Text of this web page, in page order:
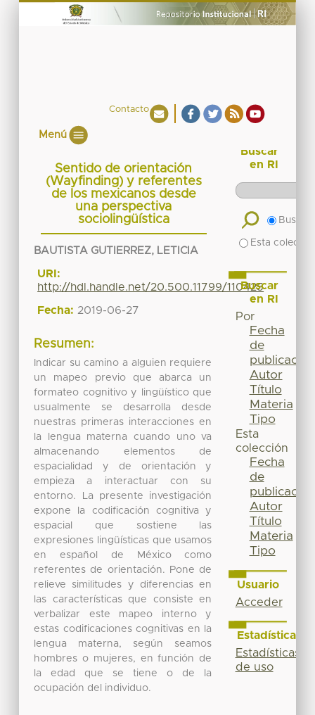
Contacto
Menú
Sentido de orientación
(Wayfinding) y referentes
de los mexicanos desde
una perspectiva
sociolingüística
BAUTISTA GUTIERREZ, LETICIA
URI:
http://hdl.handle.net/20.500.11799/110425
Fecha: 2019-06-27
Resumen:
Indicar su camino a alguien requiere
un mapeo previo que abarca un
formateo cognitivo y lingüístico que
usualmente se desarrolla desde
nuestras primeras interacciones en
la lengua materna cuando uno va
almacenando elementos de
espacialidad y de orientación y
empieza a interactuar con su
entorno. La presente investigación
expone la codificación cognitiva y
espacial que sostiene las
expresiones lingüísticas que usamos
en español de México como
referentes de orientación. Pone de
relieve similitudes y diferencias en
las características que consiste en
verbalizar este mapeo interno y
estas codificaciones cognitivas en la
lengua materna, según seamos
hombres o mujeres, en función de
la edad que se tiene o de la
ocupación del individuo.
Buscar
en RI
Buscar
Esta
Buscar
en RI
Por
Fecha
de
publicación
Autor
Título
Materia
Tipo
Esta
colección
Fecha
de
publicación
Autor
Título
Materia
Tipo
Usuario
Acceder
Estadísticas
Estadísticas
de uso